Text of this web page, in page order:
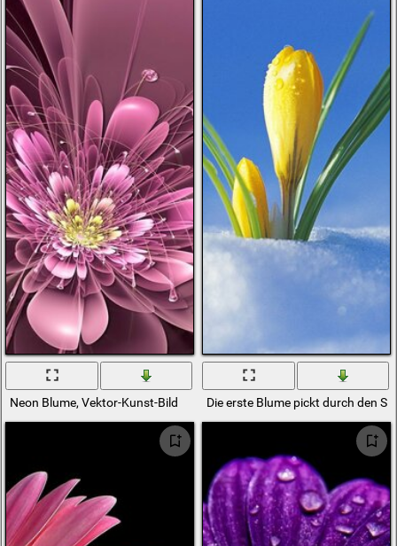
Neon Blume, Vektor-Kunst-Bild Die erste Blume pickt durch den